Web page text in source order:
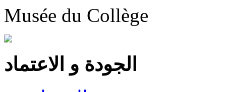
Musée du Collège
الجودة و الاعتماد